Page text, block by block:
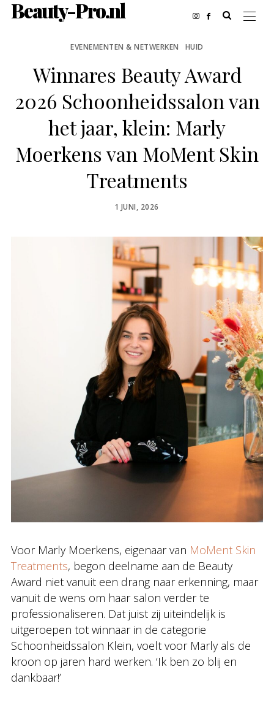
Beauty-Pro.nl
EVENEMENTEN & NETWERKEN HUID
Winnares Beauty Award
2026 Schoonheidssalon van
het jaar, klein: Marly
Moerkens van MoMent Skin
Treatments
POSTED
1 JUNI, 2026
Voor Marly Moerkens, eigenaar van MoMent Skin
Treatments, begon deelname aan de Beauty
Award niet vanuit een drang naar erkenning, maar
vanuit de wens om haar salon verder te
professionaliseren. Dat juist zij uiteindelijk is
uitgeroepen tot winnaar in de categorie
Schoonheidssalon Klein, voelt voor Marly als de
kroon op jaren hard werken. ‘Ik ben zo blij en
dankbaar!’